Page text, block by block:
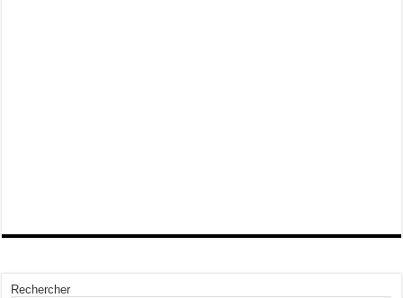
Rechercher